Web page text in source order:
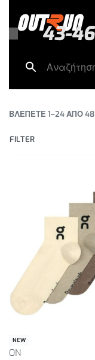
43-46
ΒΛΕΠΕΤΕ 1–24 ΑΠΟ
FILTER
NEW
ON